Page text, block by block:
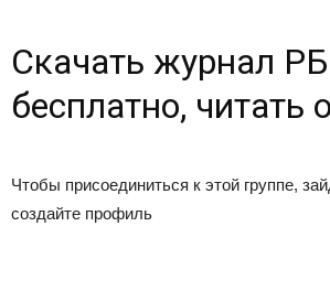
Скачать журнал
бесплатно, читать
Чтобы присоединиться к этой группе,
создайте профиль